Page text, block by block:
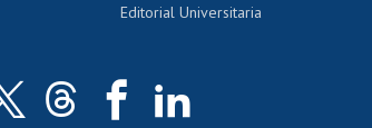
Editorial Universitaria